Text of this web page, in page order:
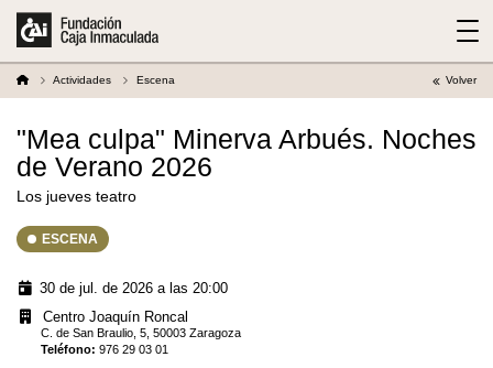
Actividades Escena Volver
"Mea culpa" Minerva Arbués. Noches
de Verano 2026
Los jueves teatro
ESCENA
30 de jul. de 2026 a las 20:00
Centro Joaquín Roncal
C. de San Braulio, 5, 50003 Zaragoza
Teléfono:976 29 03 01